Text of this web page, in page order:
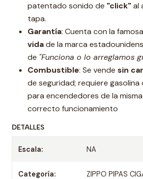
patentado sonido de "click"al
tapa.
Garantía: Cuenta con la famosa
vidade la marca
de "Funciona o lo arreglamos
Combustible: Se vende sin
de seguridad; requiere gasolina
para encendedores de la
correcto funcionamiento
DETALLES
Escala: NA
Categoría:
ZIPPO PIPAS